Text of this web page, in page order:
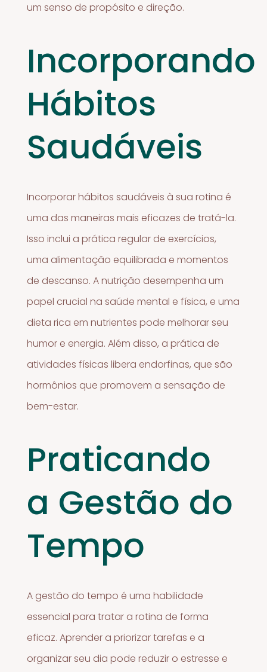
um senso de propósito e direção.
Incorporando
Hábitos
Saudáveis
Incorporar hábitos saudáveis à sua rotina é
uma das maneiras mais eficazes de tratá-la.
Isso inclui a prática regular de exercícios,
uma alimentação equilibrada e momentos
de descanso. A nutrição desempenha um
papel crucial na saúde mental e física, e uma
dieta rica em nutrientes pode melhorar seu
humor e energia. Além disso, a prática de
atividades físicas libera endorfinas, que são
hormônios que promovem a sensação de
bem-estar.
Praticando
a Gestão do
Tempo
A gestão do tempo é uma habilidade
essencial para tratar a rotina de forma
eficaz. Aprender a priorizar tarefas e a
organizar seu dia pode reduzir o estresse e